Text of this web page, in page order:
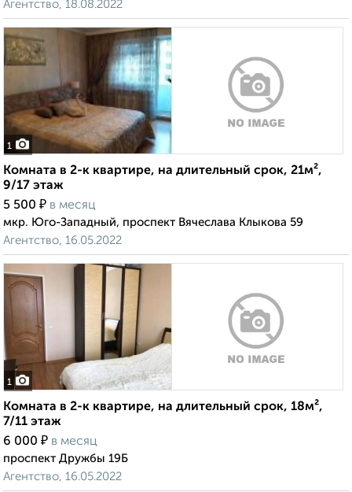
Агентство, 18.08.2022
1
Комната в 2-к квартире, на длительный срок, 21м²,
9/17 этаж
5 500 ₽ в месяц
мкр. Юго-Западный, проспект Вячеслава Клыкова 59
Агентство, 16.05.2022
1
Комната в 2-к квартире, на длительный срок, 18м²,
7/11 этаж
6 000 ₽ в месяц
проспект Дружбы 19Б
Агентство, 16.05.2022